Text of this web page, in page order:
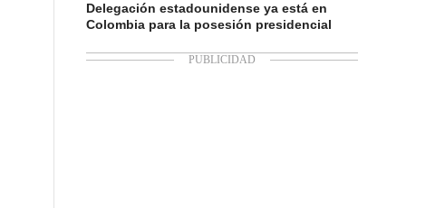
Delegación estadounidense ya está en
Colombia para la posesión presidencial